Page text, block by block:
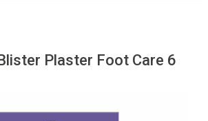
Plaster Foot Care 6